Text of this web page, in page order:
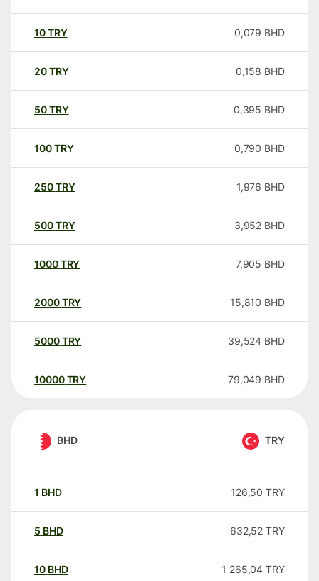
10TRY 0,079 BHD
20TRY 0,158 BHD
50TRY 0,395 BHD
100TRY 0,790 BHD
250TRY 1,976 BHD
500TRY 3,952 BHD
1000TRY 7,905 BHD
2000TRY 15,810 BHD
5000TRY 39,524 BHD
10000 TRY 79,049 BHD
BHD TRY
1 BHD 126,50 TRY
5 BHD 632,52 TRY
10 BHD 1 265,04 TRY